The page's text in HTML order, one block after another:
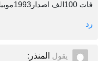
فات 100الف اصدار1993موبيل رقم01226312609
رد
يقول المنذر :